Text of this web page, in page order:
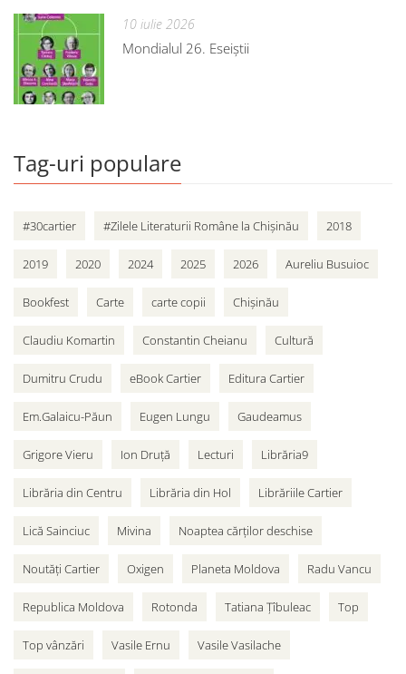
10 iulie 2026
Mondialul 26. Eseiștii
Tag-uri populare
#30cartier #Zilele Literaturii Române la Chișinău 2018
2019 2020 2024 2025 2026 Aureliu Busuioc
Bookfest Carte carte copii Chișinău
Claudiu Komartin Constantin Cheianu Cultură
Dumitru Crudu eBook Cartier Editura Cartier
Em.Galaicu-Păun Eugen Lungu Gaudeamus
Grigore Vieru Ion Druță Lecturi Librăria9
Librăria din Centru Librăria din Hol Librăriile Cartier
Lică Sainciuc Mivina Noaptea cărților deschise
Noutăți Cartier Oxigen Planeta Moldova Radu Vancu
Republica Moldova Rotonda Tatiana Țîbuleac Top
Top vânzări Vasile Ernu Vasile Vasilache